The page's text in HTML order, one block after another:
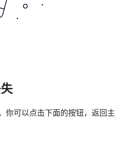
你可以点击下面的按钮，返回主